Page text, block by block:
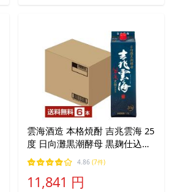
雲海酒造 本格焼酎 吉兆雲海 25
度 日向灘黒潮酵母 黒麹仕込み
紙パック 1.8L（1800ml）6本 1
ケース 蕎麦焼酎 宮崎
4.86 (7件)
11,841 円